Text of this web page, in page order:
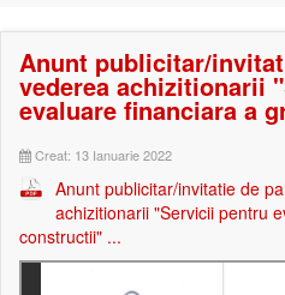
Anunt publicitar/
vederea achizitionarii
evaluare financiara a
Creat: 13 Ianuarie 2022
Anunt publicitar/invitatie de
achizitionarii "Servicii pentru
constructii" ...